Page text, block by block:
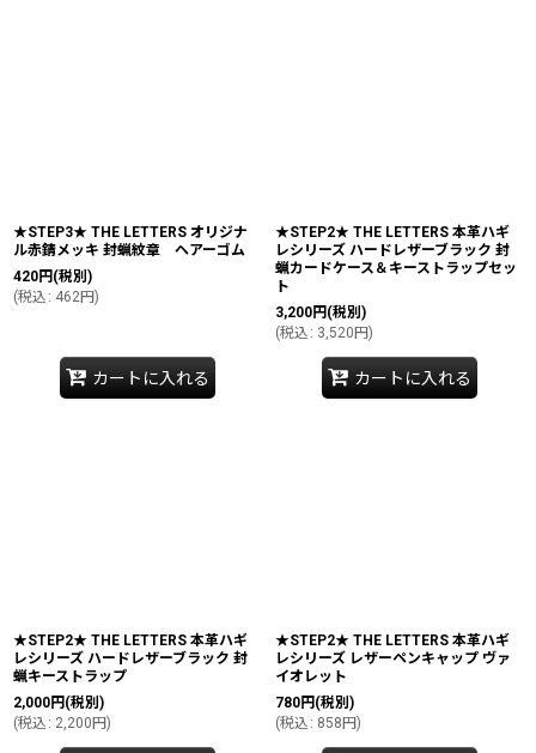
★STEP3★ THE LETTERS オリジナ
ル赤錆メッキ 封蝋紋章 ヘアーゴム
420円 (税別)
(税込 : 462円)
カートに入れる
★STEP2★ THE LETTERS 本革ハギ
レシリーズ ハードレザーブラック 封
蝋カードケース＆キーストラップセッ
ト
3,200円 (税別)
(税込 : 3,520円)
カートに入れる
★STEP2★ THE LETTERS 本革ハギ
レシリーズ ハードレザーブラック 封
蝋キーストラップ
2,000円 (税別)
(税込 : 2,200円)
★STEP2★ THE LETTERS 本革ハギ
レシリーズ レザーペンキャップ ヴァ
イオレット
780円 (税別)
(税込 : 858円)